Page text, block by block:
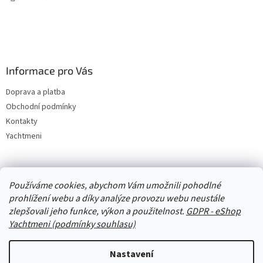
Používáme cookies, abychom Vám umožnili pohodlné
prohlížení webu a díky analýze provozu webu neustále
zlepšovali jeho funkce, výkon a použitelnost. GDPR - eShop
Yachtmeni (podmínky souhlasu)
Nastavení
Informace pro Vás
Doprava a platba
Obchodní podmínky
Kontakty
Yachtmeni
Zboží.cz Heureka.cz Yachtmeni ComGate Payments, a.s.
Vytvořil Shoptet